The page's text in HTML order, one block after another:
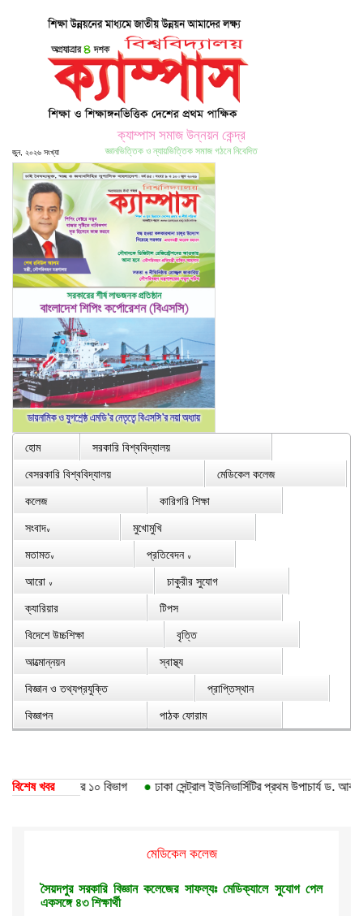
ক্যাম্পাস সমাজ উন্নয়ন কেন্দ্র
জ্ঞানভিত্তিক ও ন্যায়ভিত্তিক সমাজ গঠনে নিবেদিত
জুন, ২০২৬ সংখ্যা
হোম
সরকারি বিশ্ববিদ্যালয়
বেসরকারি বিশ্ববিদ্যালয়
মেডিকেল কলেজ
কলেজ
কারিগরি শিক্ষা
সংবাদ∨
মুখোমুখি
মতামত∨ প্রতিবেদন ∨
আরো ∨
চাকুরীর সুযোগ
ক্যারিয়ার
টিপস
বিদেশে উচ্চশিক্ষা
বৃত্তি
আত্মোন্নয়ন
স্বাস্থ্য
বিজ্ঞান ও তথ্যপ্রযুক্তি
প্রাপ্তিস্থান
বিজ্ঞাপন
পাঠক ফোরাম
বিশেষ খবর১০ বিভাগ ●ঢাকা সেন্ট্রাল ইউনিভার্সিটির প্রথম উপাচার্য ড. আবদুল হাছিব
মেডিকেল কলেজ
সৈয়দপুর সরকারি বিজ্ঞান কলেজের সাফল্যঃ মেডিক্যালে সুযোগ পেল
একসঙ্গে ৪৩ শিক্ষার্থী